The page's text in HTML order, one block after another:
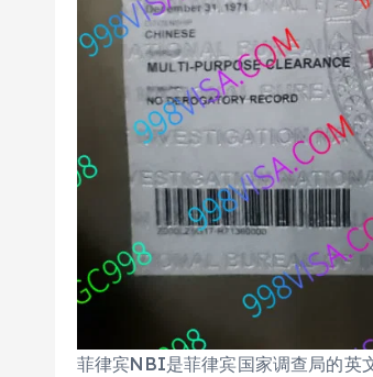
菲律宾NBI是菲律宾国家调查局的英